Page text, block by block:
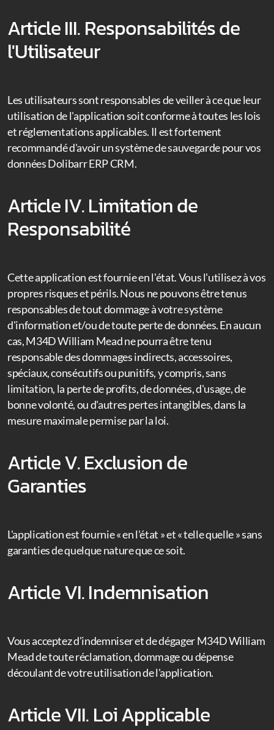
Article III. Responsabilités de
l'Utilisateur
Les utilisateurs sont responsables de veiller à ce que leur
utilisation de l'application soit conforme à toutes les lois
et réglementations applicables. Il est fortement
recommandé d'avoir un système de sauvegarde pour vos
données Dolibarr ERP CRM.
Article IV. Limitation de
Responsabilité
Cette application est fournie en l'état. Vous l'utilisez à vos
propres risques et périls. Nous ne pouvons être tenus
responsables de tout dommage à votre système
d'information et/ou de toute perte de données. En aucun
cas, M34D William Mead ne pourra être tenu
responsable des dommages indirects, accessoires,
spéciaux, consécutifs ou punitifs, y compris, sans
limitation, la perte de profits, de données, d'usage, de
bonne volonté, ou d'autres pertes intangibles, dans la
mesure maximale permise par la loi.
Article V. Exclusion de
Garanties
L'application est fournie « en l'état » et « telle quelle » sans
garanties de quelque nature que ce soit.
Article VI. Indemnisation
Vous acceptez d'indemniser et de dégager M34D William
Mead de toute réclamation, dommage ou dépense
découlant de votre utilisation de l'application.
Article VII. Loi Applicable